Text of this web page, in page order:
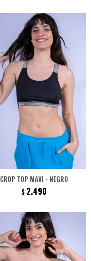
CROP TOP MAVI - NEGRO
$ 2.490